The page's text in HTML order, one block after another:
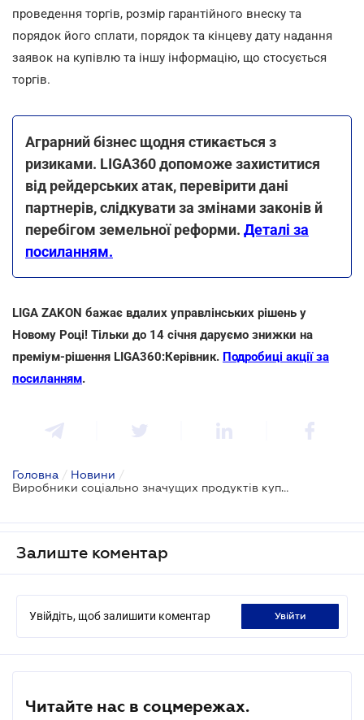
проведення торгів, розмір гарантійного внеску та
порядок його сплати, порядок та кінцеву дату надання
заявок на купівлю та іншу інформацію, що стосується
торгів.
Аграрний бізнес щодня стикається з
ризиками. LIGA360 допоможе захиститися
від рейдерських атак, перевірити дані
партнерів, слідкувати за змінами законів й
перебігом земельної реформи. Деталі за
посиланням.
LIGA ZAKON бажає вдалих управлінських рішень у
Новому Році! Тільки до 14 січня даруємо знижки на
преміум-рішення LIGA360:Керівник. Подробиці акції за
посиланням.
Головна / Новини /
Виробники соціально значущих продуктів купуватимуть газ на аукціонах
Залиште коментар
Увійдіть, щоб залишити коментар увійти
Читайте нас в соцмережах.